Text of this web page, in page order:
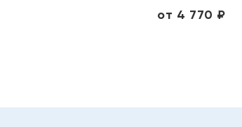
от 4 770 ₽